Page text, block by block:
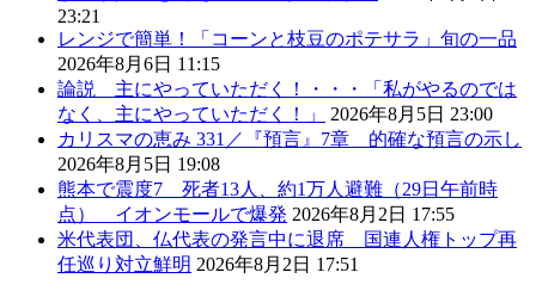
23:21
レンジで簡単！「コーンと枝豆のポテサラ」旬の一品
2026年8月6日 11:15
論説 主にやっていただく！・・・「私がやるのでは
なく、主にやっていただく！」
2026年8月5日 23:00
カリスマの恵み 331／『預言』7章 的確な預言の示し
2026年8月5日 19:08
熊本で震度7 死者13人、約1万人避難（29日午前時
点） イオンモールで爆発 2026年8月2日 17:55
米代表団、仏代表の発言中に退席 国連人権トップ再
任巡り対立鮮明 2026年8月2日 17:51